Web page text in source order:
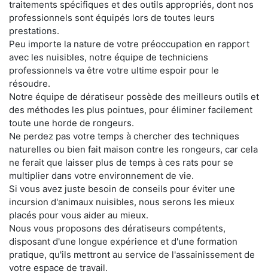
traitements spécifiques et des outils appropriés, dont nos
professionnels sont équipés lors de toutes leurs
prestations.
Peu importe la nature de votre préoccupation en rapport
avec les nuisibles, notre équipe de techniciens
professionnels va être votre ultime espoir pour le
résoudre.
Notre équipe de dératiseur possède des meilleurs outils et
des méthodes les plus pointues, pour éliminer facilement
toute une horde de rongeurs.
Ne perdez pas votre temps à chercher des techniques
naturelles ou bien fait maison contre les rongeurs, car cela
ne ferait que laisser plus de temps à ces rats pour se
multiplier dans votre environnement de vie.
Si vous avez juste besoin de conseils pour éviter une
incursion d'animaux nuisibles, nous serons les mieux
placés pour vous aider au mieux.
Nous vous proposons des dératiseurs compétents,
disposant d'une longue expérience et d'une formation
pratique, qu'ils mettront au service de l'assainissement de
votre espace de travail.